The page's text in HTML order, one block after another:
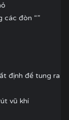
các đòn “”
định để tung ra
vũ khí